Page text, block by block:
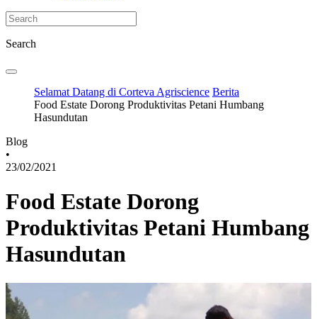
Search
Selamat Datang di Corteva Agriscience Berita
Food Estate Dorong Produktivitas Petani Humbang
Hasundutan
Blog
•
23/02/2021
Food Estate Dorong
Produktivitas Petani Humbang
Hasundutan